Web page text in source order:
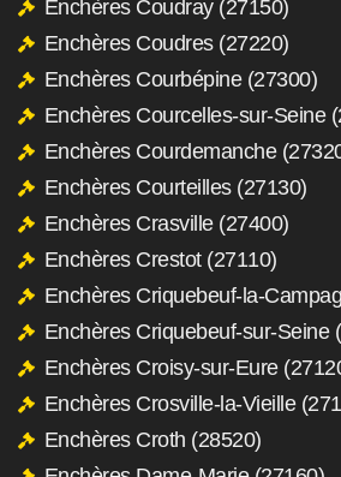
Enchères Coudray (27150)
Enchères Coudres (27220)
Enchères Courbépine (27300)
Enchères Courcelles-sur-Seine
Enchères Courdemanche
Enchères Courteilles (27130)
Enchères Crasville (27400)
Enchères Crestot (27110)
Enchères Criquebeuf-la-
Enchères Criquebeuf-sur-Seine
Enchères Croisy-sur-Eure
Enchères Crosville-la-Vieille
Enchères Croth (28520)